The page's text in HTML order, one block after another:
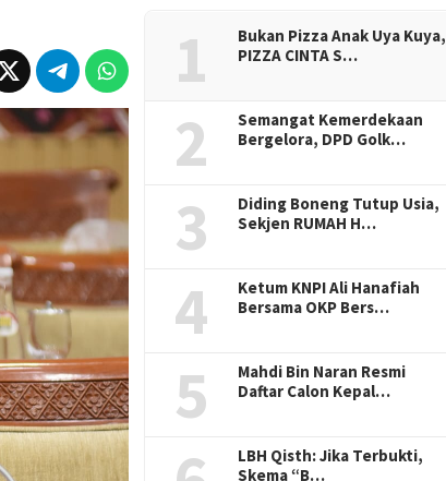
1
Bukan Pizza Anak Uya Kuya,
PIZZA CINTA S…
2
Semangat Kemerdekaan
Bergelora, DPD Golk…
3
Diding Boneng Tutup Usia,
Sekjen RUMAH H…
4
Ketum KNPI Ali Hanafiah
Bersama OKP Bers…
5
Mahdi Bin Naran Resmi
Daftar Calon Kepal…
LBH Qisth: Jika Terbukti,
Skema “B…